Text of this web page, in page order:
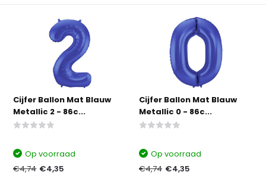
Cijfer Ballon Mat Blauw
Metallic 2 - 86c...
Op voorraad
€4,74 €4,35
Cijfer Ballon Mat Blauw
Metallic 0 - 86c...
Op voorraad
€4,74 €4,35